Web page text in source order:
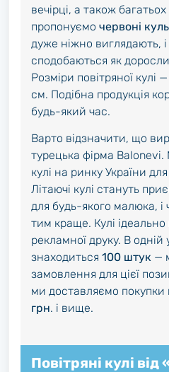
вечірці, а також
пропонуємо червоні
дуже ніжно виглядають,
сподобаються як
Розміри повітряної кулі
см. Подібна продукція
будь-який час.
Варто відзначити, що
турецька фірма Balonevi.
кулі на ринку України
Літаючі кулі стануть
для будь-якого малюка, і
тим краще. Кулі ідеально
рекламної друку. В одній
знаходиться 100 штук —
замовлення для цієї
ми доставляємо покупки
грн. і вище.
Повітряні кулі